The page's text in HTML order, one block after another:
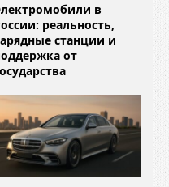
в
реальность,
станции и
от